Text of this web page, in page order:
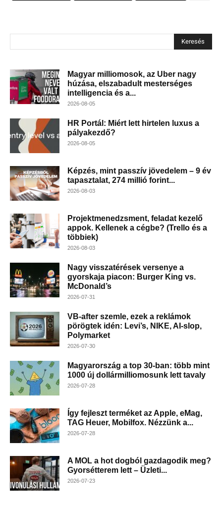
Keresés
Magyar milliomosok, az Uber nagy
húzása, elszabadult mesterséges
intelligencia és a...
2026-08-05
HR Portál: Miért lett hirtelen luxus a
pályakezdő?
2026-08-05
Képzés, mint passzív jövedelem – 9 év
tapasztalat, 274 millió forint...
2026-08-03
Projektmenedzsment, feladat kezelő
appok. Kellenek a cégbe? (Trello és a
többiek)
2026-08-03
Nagy visszatérések versenye a
gyorskaja piacon: Burger King vs.
McDonald’s
2026-07-31
VB-after szemle, ezek a reklámok
pörögtek idén: Levi’s, NIKE, AI-slop,
Polymarket
2026-07-30
Magyarország a top 30-ban: több mint
1000 új dollármilliomosunk lett tavaly
2026-07-28
Így fejleszt terméket az Apple, eMag,
TAG Heuer, Mobilfox. Nézzünk a...
2026-07-28
A MOL a hot dogból gazdagodik meg?
Gyorsétterem lett – Üzleti...
2026-07-23